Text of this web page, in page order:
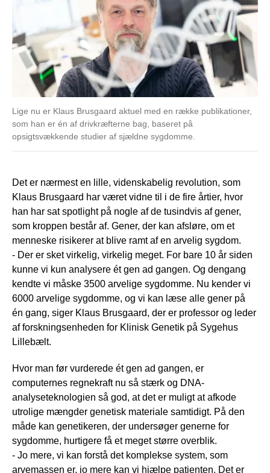
Lige nu er Klaus Brusgaard aktuel med en række publikationer,
som han er én af drivkræfterne bag, baseret på
opsigtsvækkende studier af sjældne sygdomme.
Det er nærmest en lille, videnskabelig revolution, som
Klaus Brusgaard har været vidne til i de fire årtier, hvor
han har sat spotlight på nogle af de tusindvis af gener,
som kroppen består af. Gener, der kan afsløre, om et
menneske risikerer at blive ramt af en arvelig sygdom.
- Der er sket virkelig, virkelig meget. For bare 10 år siden
kunne vi kun analysere ét gen ad gangen. Og dengang
kendte vi måske 3500 arvelige sygdomme. Nu kender vi
6000 arvelige sygdomme, og vi kan læse alle gener på
én gang, siger Klaus Brusgaard, der er professor og leder
af forskningsenheden for Klinisk Genetik på Sygehus
Lillebælt.
Hvor man før vurderede ét gen ad gangen, er
computernes regnekraft nu så stærk og DNA-
analyseteknologien så god, at det er muligt at afkode
utrolige mængder genetisk materiale samtidigt. På den
måde kan genetikeren, der undersøger generne for
sygdomme, hurtigere få et meget større overblik.
- Jo mere, vi kan forstå det komplekse system, som
arvemassen er, jo mere kan vi hjælpe patienten. Det er